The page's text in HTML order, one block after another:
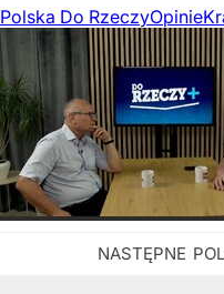
Polska Do RzeczyOpinie